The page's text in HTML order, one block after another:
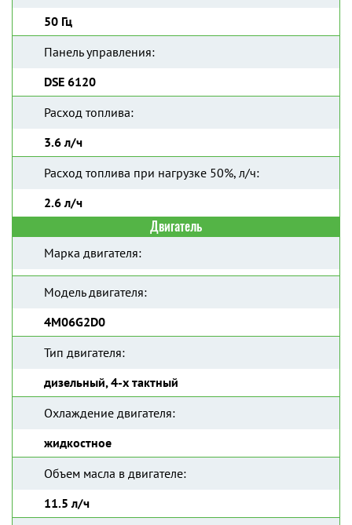
50 Гц
Панель управления:
DSE 6120
Расход топлива:
3.6 л/ч
Расход топлива при нагрузке 50%, л/ч:
2.6 л/ч
Двигатель
Марка двигателя:
Модель двигателя:
4M06G2D0
Тип двигателя:
дизельный, 4-х тактный
Охлаждение двигателя:
жидкостное
Объем масла в двигателе:
11.5 л/ч